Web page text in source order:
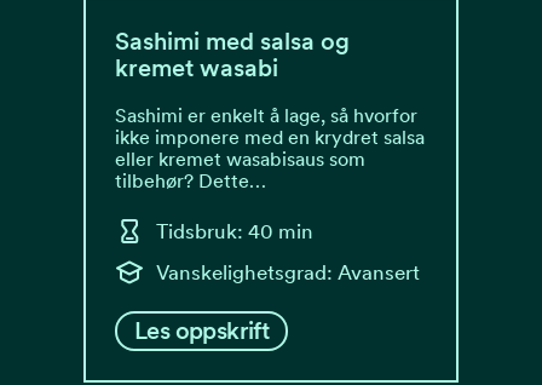
Sashimi med salsa og
kremet wasabi
Sashimi er enkelt å lage, så hvorfor
ikke imponere med en krydret salsa
eller kremet wasabisaus som
tilbehør? Dette…
Tidsbruk: 40 min
Vanskelighetsgrad: Avansert
Les oppskrift